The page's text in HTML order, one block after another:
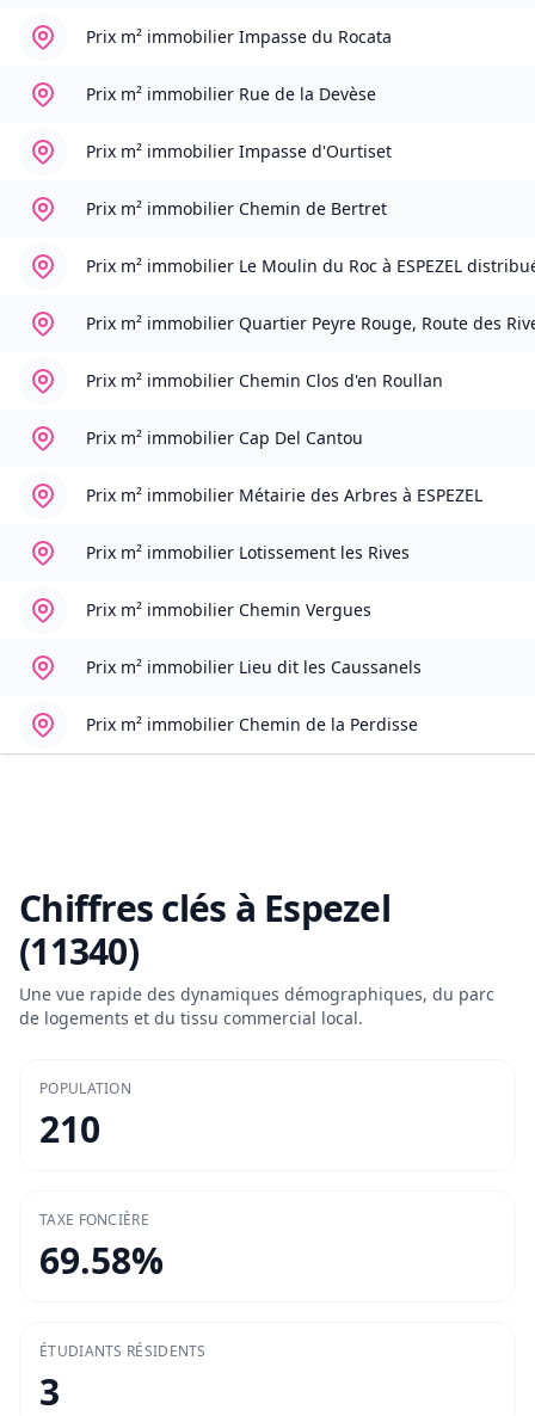
Prix m² immobilier Impasse du Rocata
Prix m² immobilier Rue de la Devèse
Prix m² immobilier Impasse d'Ourtiset
Prix m² immobilier Chemin de Bertret
Prix m² immobilier Le Moulin du Roc à ESPEZEL
Prix m² immobilier Quartier Peyre Rouge, Route des
Prix m² immobilier Chemin Clos d'en Roullan
Prix m² immobilier Cap Del Cantou
Prix m² immobilier Métairie des Arbres à ESPEZEL
Prix m² immobilier Lotissement les Rives
Prix m² immobilier Chemin Vergues
Prix m² immobilier Lieu dit les Caussanels
Prix m² immobilier Chemin de la Perdisse
Chiffres clés à Espezel
(11340)
Une vue rapide des dynamiques démographiques, du parc
de logements et du tissu commercial local.
POPULATION
210
TAXE FONCIÈRE
69.58%
ÉTUDIANTS RÉSIDENTS
3